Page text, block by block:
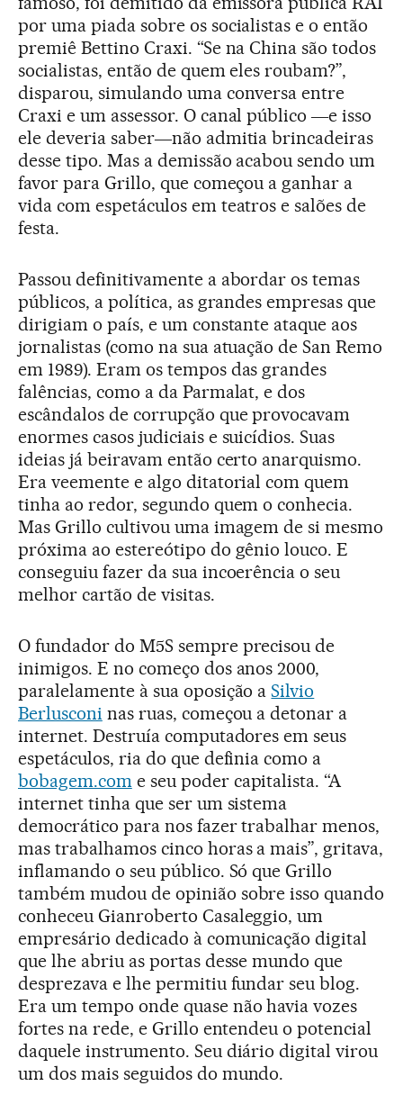
por uma piada sobre os socialistas e o então
premiê Bettino Craxi. “Se na China são todos
socialistas, então de quem eles roubam?”,
disparou, simulando uma conversa entre
Craxi e um assessor. O canal público ―e isso
ele deveria saber―não admitia brincadeiras
desse tipo. Mas a demissão acabou sendo um
favor para Grillo, que começou a ganhar a
vida com espetáculos em teatros e salões de
festa.
Passou definitivamente a abordar os temas
públicos, a política, as grandes empresas que
dirigiam o país, e um constante ataque aos
jornalistas (como na sua atuação de San Remo
em 1989). Eram os tempos das grandes
falências, como a da Parmalat, e dos
escândalos de corrupção que provocavam
enormes casos judiciais e suicídios. Suas
ideias já beiravam então certo anarquismo.
Era veemente e algo ditatorial com quem
tinha ao redor, segundo quem o conhecia.
Mas Grillo cultivou uma imagem de si mesmo
próxima ao estereótipo do gênio louco. E
conseguiu fazer da sua incoerência o seu
melhor cartão de visitas.
O fundador do M5S sempre precisou de
inimigos. E no começo dos anos 2000,
paralelamente à sua oposição aSilvio
Berlusconi nas ruas, começou a detonar a
internet. Destruía computadores em seus
espetáculos, ria do que definia como a
bobagem.come seu poder capitalista. “A
internet tinha que ser um sistema
democrático para nos fazer trabalhar menos,
mas trabalhamos cinco horas a mais”, gritava,
inflamando o seu público. Só que Grillo
também mudou de opinião sobre isso quando
conheceu Gianroberto Casaleggio, um
empresário dedicado à comunicação digital
que lhe abriu as portas desse mundo que
desprezava e lhe permitiu fundar seu blog.
Era um tempo onde quase não havia vozes
fortes na rede, e Grillo entendeu o potencial
daquele instrumento. Seu diário digital virou
um dos mais seguidos do mundo.